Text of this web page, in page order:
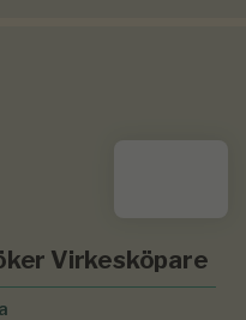
Virkesköpare